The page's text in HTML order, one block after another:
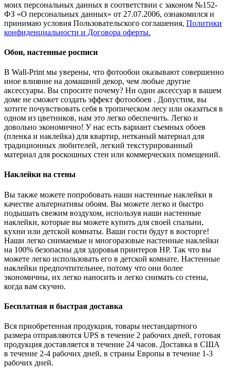
моих персональных данных в соответствии с законом №152-
ФЗ «О персональных данных» от 27.07.2006, ознакомился и
принимаю условия Пользовательского соглашения, Политики
конфиденциальности и Договора оферты.
Обои, настенные росписи
В Wall-Print мы уверены, что фотообои оказывают совершенно
иное влияние на домашний декор, чем любые другие
аксессуары. Вы спросите почему? Ни один аксессуар в вашем
доме не сможет создать эффект фотообоев . Допустим, вы
хотите почувствовать себя в тропическом лесу или оказаться в
одном из цветников, нам это легко обеспечить. Легко и
довольно экономично! У нас есть вариант съемных обоев
(пленка и наклейка) для квартир, нетканый материал для
традиционных любителей, легкий текстурированный
материал для роскошных стен или коммерческих помещений.
Наклейки на стены
Вы также можете попробовать наши настенные наклейки в
качестве альтернативы обоям. Вы можете легко и быстро
подышать свежим воздухом, используя наши настенные
наклейки, которые вы можете купить для своей спальни,
кухни или детской комнаты. Ваши гости будут в восторге!
Наши легко снимаемые и многоразовые настенные наклейки
на 100% безопасны для здоровья принтеров HP. Так что вы
можете легко использовать его в детской комнате. Настенные
наклейки предпочтительнее, потому что они более
экономичны, их легко наносить и легко снимать со стены,
когда вам скучно.
Бесплатная и быстрая доставка
Вся приобретенная продукция, товары нестандартного
размера отправляются UPS в течение 2 рабочих дней, готовая
продукция доставляется в течение 24 часов. Доставка в США
в течение 2-4 рабочих дней, в страны Европы в течение 1-3
рабочих дней.